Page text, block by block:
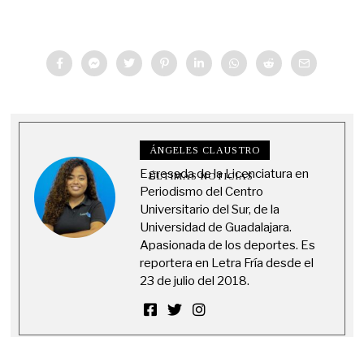
ÁNGELES CLAUSTRO
ÚLTIMAS NOTICIAS
Egresada de la Licenciatura en
Periodismo del Centro
Universitario del Sur, de la
Universidad de Guadalajara.
Apasionada de los deportes. Es
reportera en Letra Fría desde el
23 de julio del 2018.